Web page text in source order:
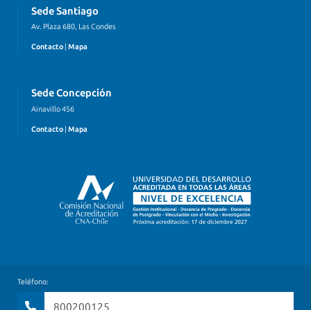
Sede Santiago
Av. Plaza 680, Las Condes
Contacto Mapa
Sede Concepción
Ainavillo 456
Contacto Mapa
Teléfono:
800200125